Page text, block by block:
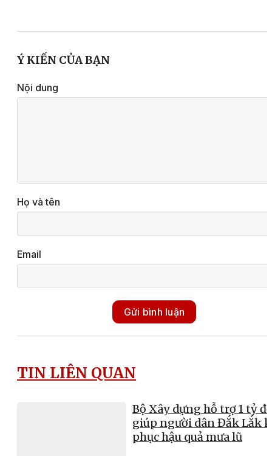
Ý KIẾN CỦA BẠN
Nội dung
Họ và tên
Email
Gửi bình luận
TIN LIÊN QUAN
Bộ Xây dựng hỗ trợ 1 tỷ
giúp người dân Đắk Lắk
phục hậu quả mưa lũ